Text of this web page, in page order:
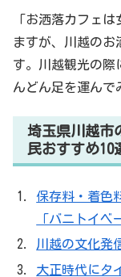
「お洒落カフェ
ますが、川越のお
す。川越観光の際
んどん足を運んで
埼玉県川越市
民おすすめ10
保存料・着色
「バニトイベ
川越の文化発
大正時代にタ